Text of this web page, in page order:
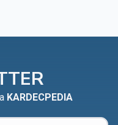
KARDECPEDIA